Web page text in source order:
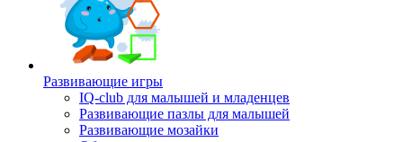
Развивающие игры
IQ-club для малышей и младенцев
Развивающие пазлы для малышей
Развивающие мозайки